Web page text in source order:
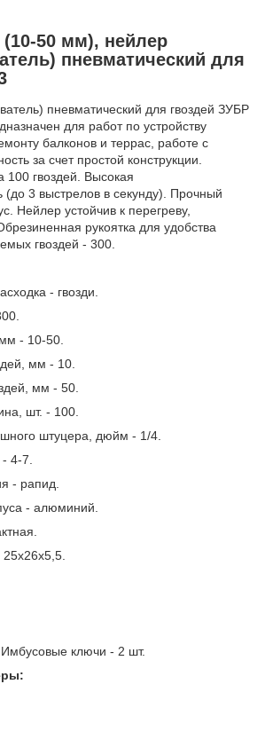
50 мм), нейлер
пневматический для
пневматический для гвоздей ЗУБР
для работ по устройству
балконов и террас, работе с
за счет простой конструкции.
100 гвоздей. Высокая
(до 3 выстрелов в секунду). Прочный
Нейлер устойчив к перегреву,
рукоятка для удобства
гвоздей - 300.
- гвозди.
- 10-50.
мм - 10.
мм - 50.
шт. - 100.
штуцера, дюйм - 1/4.
4-7.
- рапид.
- алюминий.
ключи - 2 шт.